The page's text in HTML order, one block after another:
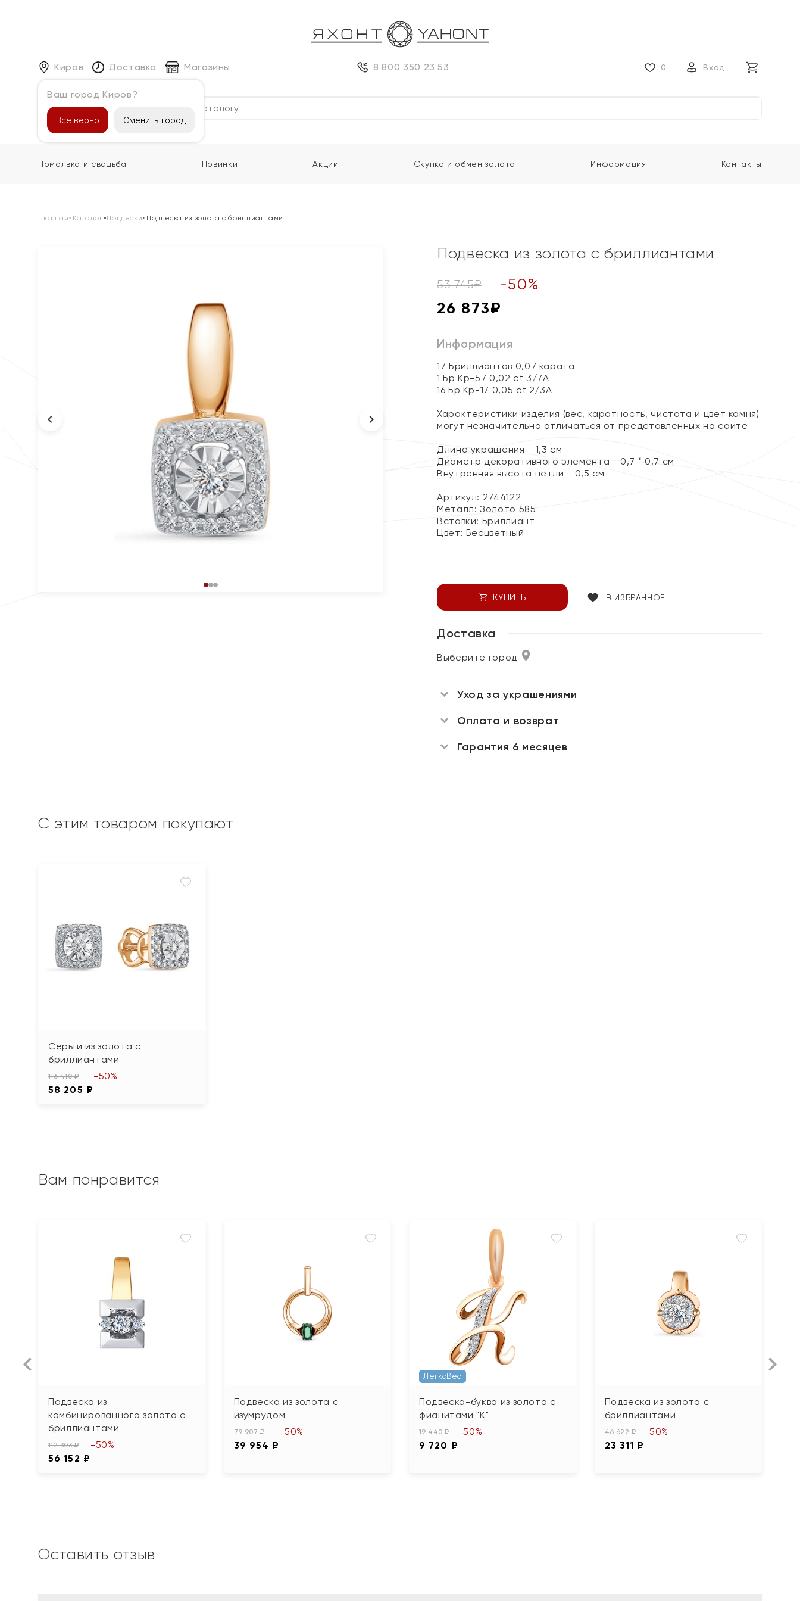
Киров
Ваш город Киров?
Все верно Сменить город
Доставка Магазины 8 800 350 23 53 0 Вход
Каталог
Помолвка и свадьба Новинки Акции Скупка и обмен золота Информация Контакты
Главная» Каталог»Подвески» Подвеска из золота с бриллиантами
Подвеска из золота с бриллиантами
53 745₽ -50%
26 873₽
Информация
17 Бриллиантов 0,07 карата
1 Бр Кр-57 0,02 ct 3/7А
16 Бр Кр-17 0,05 ct 2/3А
Характеристики изделия (вес, каратность, чистота и цвет камня)
могут незначительно отличаться от представленных на сайте
Длина украшения - 1,3 см
Диаметр декоративного элемента - 0,7 * 0,7 см
Внутренняя высота петли - 0,5 см
Артикул: 2744122
Металл:Золото 585
Вставки: Бриллиант
Цвет: Бесцветный
КУПИТЬ В ИЗБРАННОЕ
Доставка
Выберите город
Уход за украшениями
Оплата и возврат
Гарантия 6 месяцев
С этим товаром покупают
Серьги из золота с
бриллиантами
116 410 ₽
58 205 ₽
-50%
Вам понравится
Подвеска из
комбинированного золота с
бриллиантами
112 303 ₽
56 152 ₽
-50%
Подвеска из золота с
изумрудом
79 907 ₽
39 954 ₽
-50%
ЛегкоВес
Подвеска-буква из золота с
фианитами "К"
19 440 ₽
9 720 ₽
-50%
Подвеска из золота с
бриллиантами
46 622 ₽
23 311 ₽
-50%
Оставить отзыв